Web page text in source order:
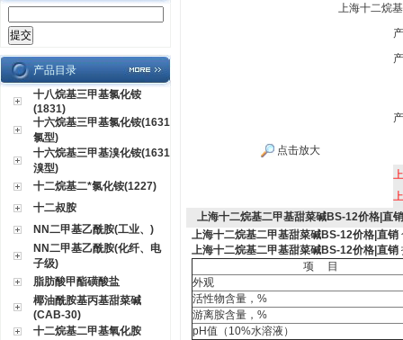
产品目录
十八烷基三甲基氯化铵
(1831)
十六烷基三甲基氯化铵(1631
氯型)
十六烷基三甲基溴化铵(1631
溴型)
十二烷基二*氯化铵(1227)
十二叔胺
NN二甲基乙酰胺(工业、)
NN二甲基乙酰胺(化纤、电
子级)
脂肪酸甲酯磺酸盐
椰油酰胺基丙基甜菜碱
(CAB-30)
十二烷基二甲基氧化胺
上海十二烷
点击放大
上海十二烷基二甲基甜菜碱BS-12价格|直销
上海十二烷基二甲基甜菜碱BS-12价格|直销
上海十二烷基二甲基甜菜碱BS-12价格|直销
项
目
外观
活性物含量， %
游离胺含量， %
pH值 （10%水溶液 ）